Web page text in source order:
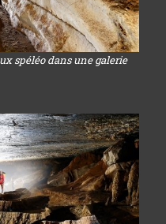
spéléo dans une galerie